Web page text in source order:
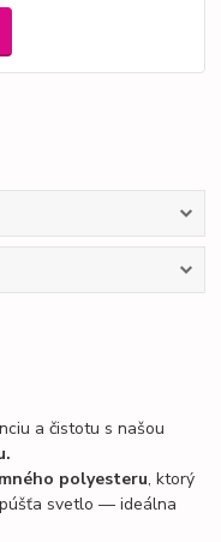
a čistotu s našou
polyesteru, ktorý
svetlo — ideálna